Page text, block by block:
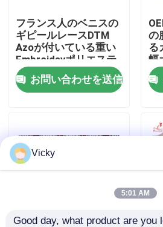
品質管理
私達に連絡しなさい
Exhibition Information
刺繍されたレースのトリム
フランス人のベニスの
ギピールレースDTM
Azoが付いている重い
Embroideyポリエステ
ル レースの生地は放し
ますお問い合わせを送信
の
る
幅
の
ト
Vicky
5:01 AM
Good day, what product are you